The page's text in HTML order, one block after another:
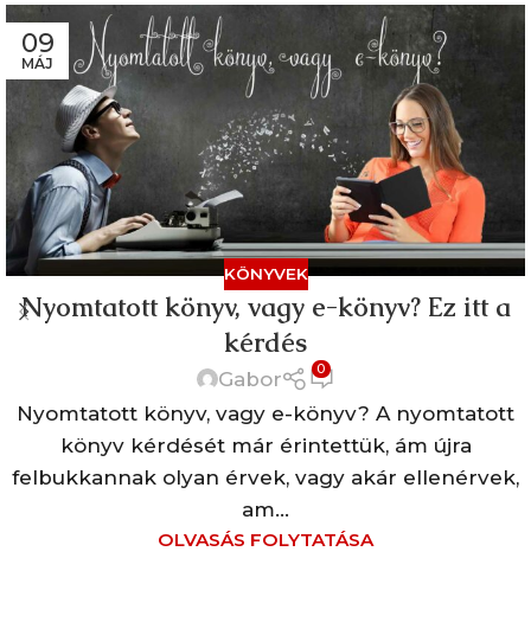
09
MÁJ
KÖNYVEK
Nyomtatott könyv, vagy e-könyv? Ez itt a
kérdés
Gabor 0
Nyomtatott könyv, vagy e-könyv? A nyomtatott
könyv kérdését már érintettük, ám újra
felbukkannak olyan érvek, vagy akár ellenérvek,
am...
OLVASÁS FOLYTATÁSA